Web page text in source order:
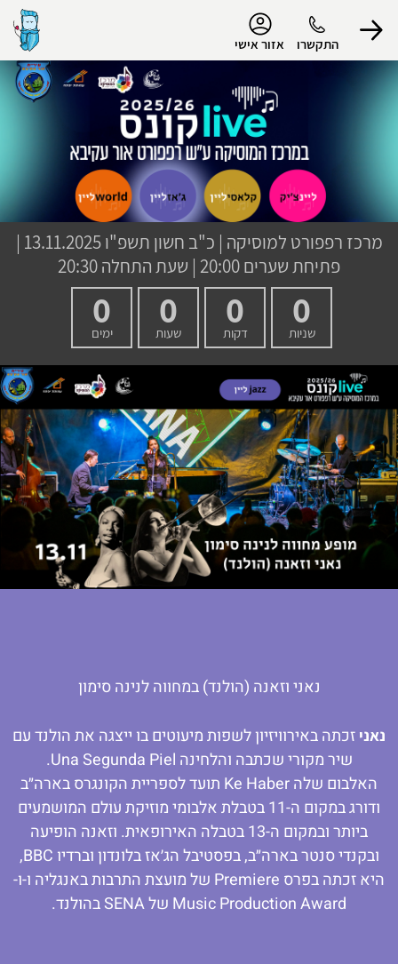
התקשרו אזור אישי
הפרופיל שלי
התנתק
מרכז רפפורט למוסיקה | כ"ב חשון תשפ"ו
13.11.2025 |
פתיחת שערים 20:00 | שעת התחלה 20:30
0
שניות
0
דקות
0
שעות
0
ימים
נאני וזאנה (הולנד) במחווה לנינה סימון
נאני זכתה באירוויזיון לשפות מיעוטים בו ייצגה את הולנד עם
שיר מקורי שכתבה והלחינה Una Segunda Piel.
האלבום שלה Ke Haber תועד לספריית הקונגרס בארה״ב
ודורג במקום ה-11 בטבלת אלבומי מוזיקת עולם המושמעים
ביותר ובמקום ה-13 בטבלה האירופאית. וזאנה הופיעה
ובקנדי סנטר בארה״ב, בפסטיבל הג׳אז בלונדון וברדיו BBC,
היא זכתה בפרס Premiere של מועצת התרבות באנגליה ו-
ו-
Music Production Award של SENA בהולנד.